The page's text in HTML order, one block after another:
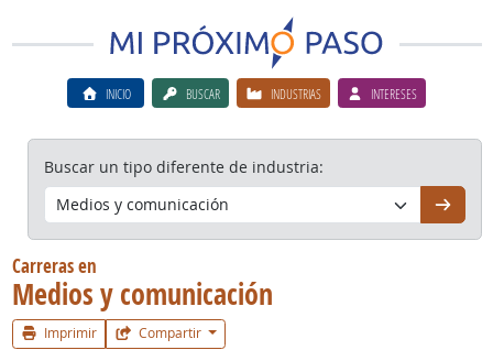
INICIO BUSCAR INDUSTRIAS INTERESES
Buscar un tipo diferente de industria:
Carreras en
Medios y comunicación
Imprimir Compartir